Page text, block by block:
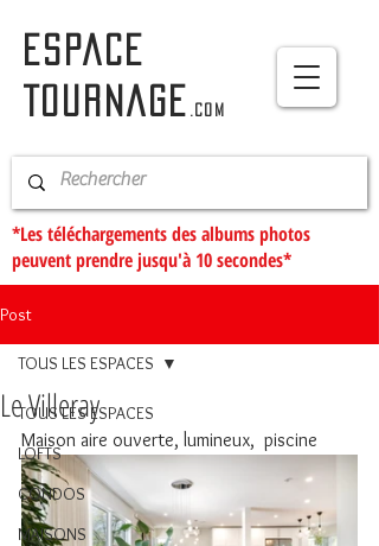
ESPACE
TOURNAGE
.com
*Les téléchargements des albums photos
peuvent prendre jusqu'à 10 secondes*
Post
TOUS LES ESPACES
LOFTS
CONDOS
MAISONS
TOUS LES ESPACES
Le Villeray
Maison aire ouverte, lumineux,  piscine